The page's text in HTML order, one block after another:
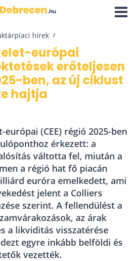
hírek
európai
erőteljesen
ben, az új ciklust
hajtja
európai (CEE) régió 2025-ben
érkezett: a
váltotta fel, miután a
a régió hat fő piacán
euróra emelkedett, ami
jelent a Colliers
szerint. A fellendülést a
az árak
a likviditás visszatérése
egyre inkább belföldi és
vezették.